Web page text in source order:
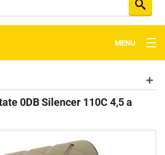
MENU
0DB Silencer 110C 4,5 a